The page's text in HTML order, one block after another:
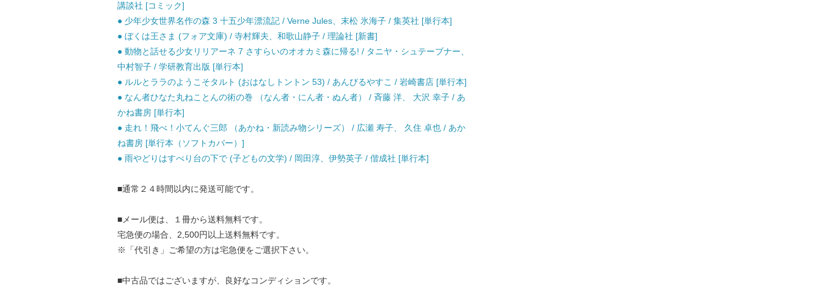
講談社 [コミック]
● 少年少女世界名作の森 3 十五少年漂流記 / Verne Jules、末松 氷海子 / 集英社 [単行本]
● ぼくは王さま (フォア文庫) / 寺村輝夫、和歌山静子 / 理論社 [新書]
● 動物と話せる少女リリアーネ 7 さすらいのオオカミ森に帰る! / タニヤ・シュテーブナー、
中村智子 / 学研教育出版 [単行本]
● ルルとララのようこそタルト (おはなしトントン 53) / あんびるやすこ / 岩崎書店 [単行本]
● なん者ひなた丸ねことんの術の巻 （なん者・にん者・ぬん者） / 斉藤 洋、 大沢 幸子 / あ
かね書房 [単行本]
● 走れ！飛べ！小てんぐ三郎 （あかね・新読み物シリーズ） / 広瀬 寿子、 久住 卓也 / あか
ね書房 [単行本（ソフトカバー）]
● 雨やどりはすべり台の下で (子どもの文学) / 岡田淳、伊勢英子 / 偕成社 [単行本]
■通常２４時間以内に発送可能です。
■メール便は、１冊から送料無料です。
宅急便の場合、2,500円以上送料無料です。
※「代引き」ご希望の方は宅急便をご選択下さい。
■中古品ではございますが、良好なコンディションです。